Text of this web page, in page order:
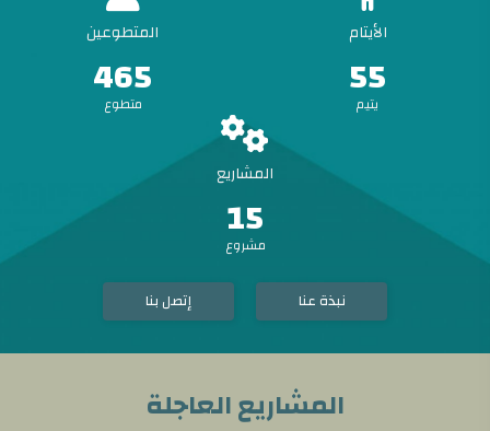
الأيتام
55
يتيم
المتطوعين
465
متطوع
المشاريع
15
مشروع
نبذة عنا إتصل بنا
المشاريع العاجلة